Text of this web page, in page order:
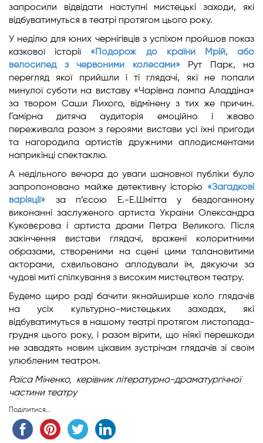
запросили відвідати наступні мистецькі заходи, які
відбуватимуться в театрі протягом цього року.
У неділю для юних чернігівців з успіхом пройшов показ
казкової історії «Подорож до країни Мрій, або
велосипед з червоними колесами»Рут Парк, на
перегляд якої прийшли і ті глядачі, які не попали
минулої суботи на виставу «Чарівна лампа Аладдіна»
за твором Саши Лихого, відмінену з тих же причин.
Гамірна дитяча аудиторія емоційно і жваво
переживала разом з героями вистави усі їхні пригоди
та нагородила артистів дружними аплодисментами
наприкінці спектаклю.
А недільного вечора до уваги шановної публіки було
запропоновано майже детективну історію «Загадкові
варіяції» за п’єсою Е.-Е.Шмітта у бездоганному
виконанні заслуженого артиста України Олександра
Куковєрова і артиста драми Петра Великого. Після
закінчення вистави глядачі, вражені колоритними
образами, створеними на сцені цими талановитими
акторами, схвильовано аплодували їм, дякуючи за
чудові миті спілкування з високим мистецтвом театру.
Будемо щиро раді бачити якнайширше коло глядачів
на усіх культурно-мистецьких заходах, які
відбуватимуться в нашому театрі протягом листопада-
грудня цього року, і разом вірити, що ніякі перешкоди
не завадять новим цікавим зустрічам глядачів зі своїм
улюбленим театром.
Раїса Міненко, керівник літературно-драматургічної
частини театру
Поділитися...